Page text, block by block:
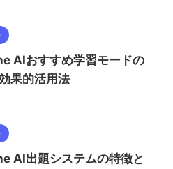
AIおすすめ学習モードの
果的活用法
AI出題システムの特徴と